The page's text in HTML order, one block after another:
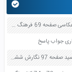
یکی از هنرمندان معاصر مورد علاقه خود را در هر رشته ای به جز عکاسی صفحه 69 فرهنگ و هنر نهم
جواب پاسخ
یکی از حکایت هایی را که تا به حال شنیده اید به زبان ساده بنویسید صفحه 97 نگارش ششم دبستان